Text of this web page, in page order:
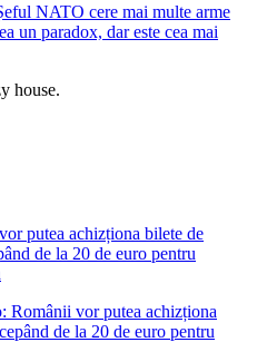
NATO cere mai multe arme
un paradox, dar este cea mai
house.
Românii vor putea achizționa
de la 20 de euro pentru